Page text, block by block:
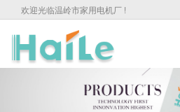
欢迎光临温岭市家用电机厂 !